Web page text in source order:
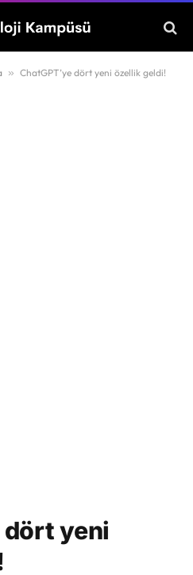
» ChatGPT’ye dört yeni özellik geldi!
dört yeni